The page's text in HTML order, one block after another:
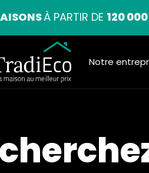
À PARTIR DE 120
Notre